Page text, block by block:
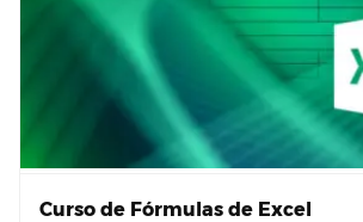
Curso de Fórmulas de Excel